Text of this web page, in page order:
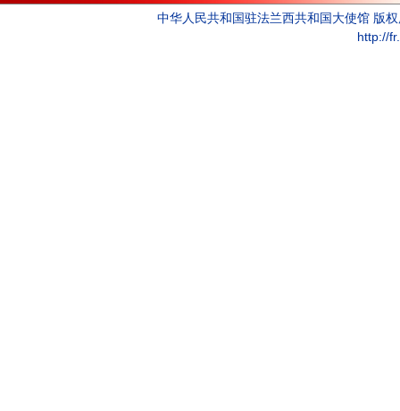
中华人民共和国驻法兰西共和国大使馆 版
http://